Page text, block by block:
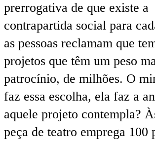
prerrogativa de que existe a
contrapartida social para
as pessoas reclamam que
projetos que têm um peso
patrocínio, de milhões. O
faz essa escolha, ela faz a
aquele projeto contempla?
peça de teatro emprega 100